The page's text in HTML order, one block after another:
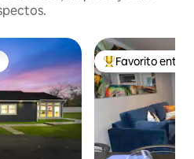
Favorito entre
Favorito entre